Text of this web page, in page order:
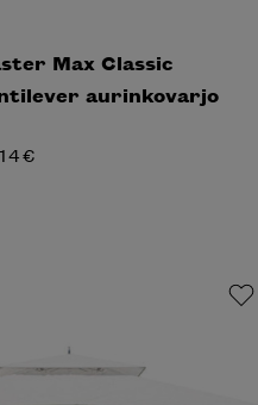
Max Classic
aurinkovarjo
€